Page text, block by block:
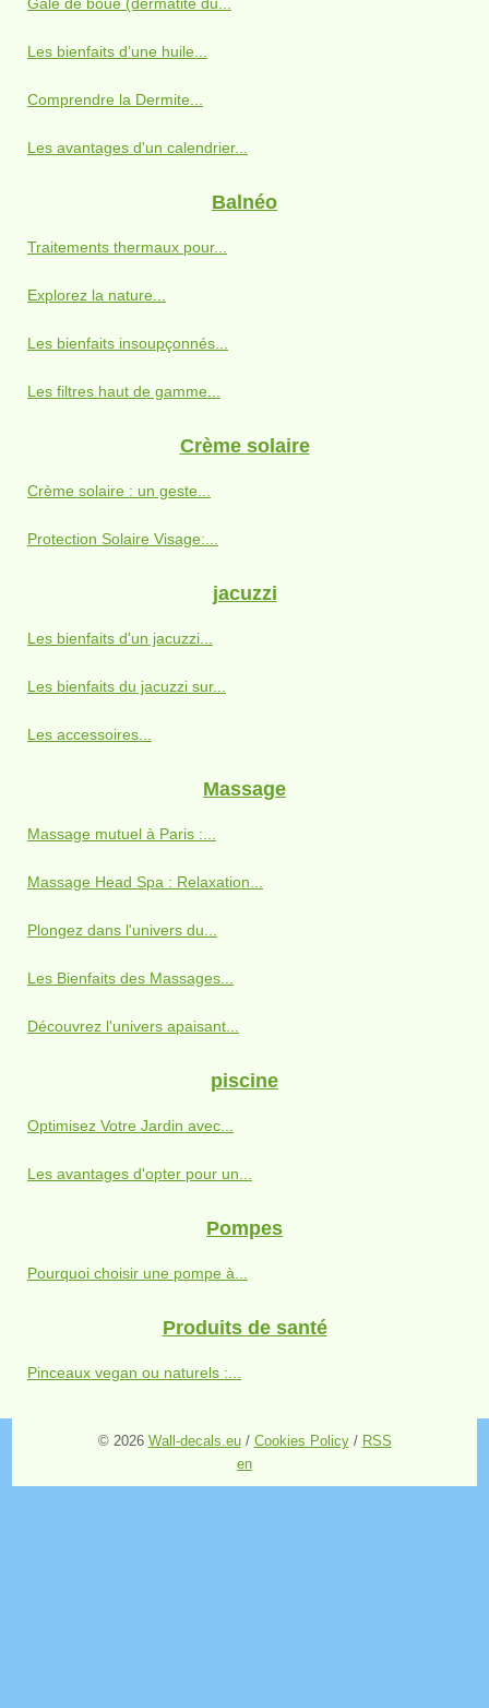
Les bienfaits d’une huile...
Comprendre la Dermite...
Les avantages d'un calendrier...
Balnéo
Traitements thermaux pour...
Explorez la nature...
Les bienfaits insoupçonnés...
Les filtres haut de gamme...
Crème solaire
Crème solaire : un geste...
Protection Solaire Visage:...
jacuzzi
Les bienfaits d'un jacuzzi...
Les bienfaits du jacuzzi sur...
Les accessoires...
Massage
Massage mutuel à Paris :...
Massage Head Spa : Relaxation...
Plongez dans l'univers du...
Les Bienfaits des Massages...
Découvrez l'univers apaisant...
piscine
Optimisez Votre Jardin avec...
Les avantages d'opter pour un...
Pompes
Pourquoi choisir une pompe à...
Produits de santé
Pinceaux vegan ou naturels :...
© 2026 Wall-decals.eu/ Cookies Policy/ RSS
en